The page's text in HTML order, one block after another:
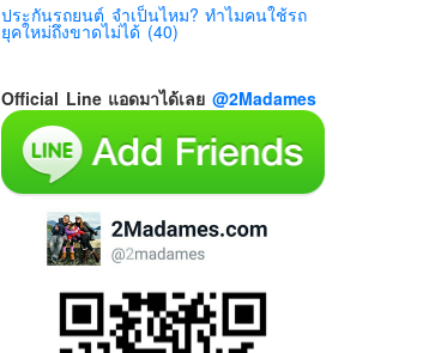
ประกันรถยนต์ จำเป็นไหม? ทำไมคนใช้รถ
ยุคใหม่ถึงขาดไม่ได้ (40)
Official Line แอดมาได้เลย @2Madames